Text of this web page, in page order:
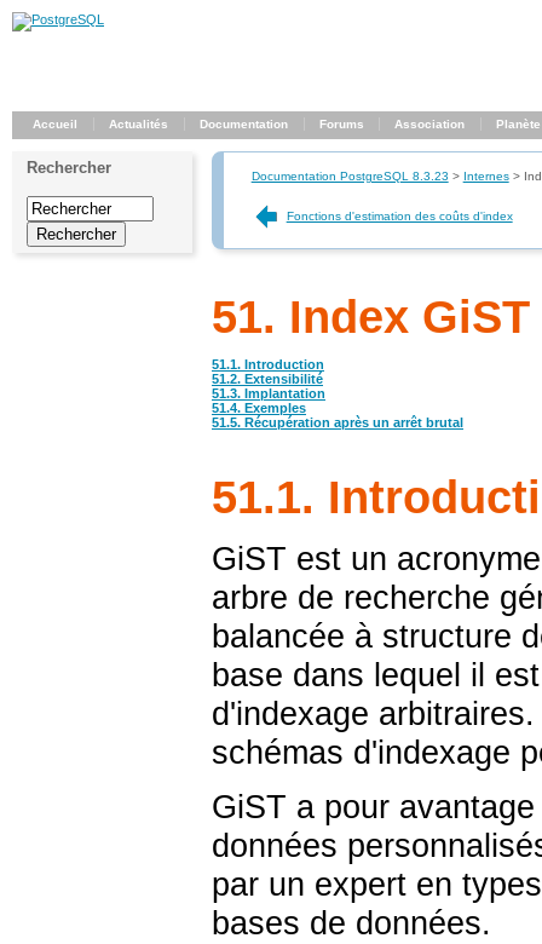
Accueil Actualités Documentation Forums Association Planète
Rechercher Documentation PostgreSQL 8.3.23 > Internes>
Fonctions d'estimation des coûts d'index
51. Index GiST
51.1. Introduction
51.2. Extensibilité
51.3. Implantation
51.4. Exemples
51.5. Récupération après un arrêt brutal
51.1.
GiST est un
arbre de recherche
balancée à structure
base dans lequel il
d'indexage
schémas d'indexage
GiST a pour
données
par un expert en
bases de données.